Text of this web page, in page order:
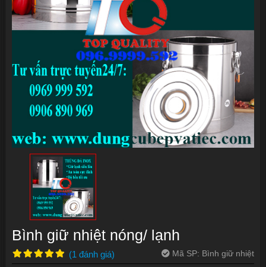
Bình giữ nhiệt nóng/ lạnh
(1 đánh giá) Mã SP: Bình giữ nhiệt